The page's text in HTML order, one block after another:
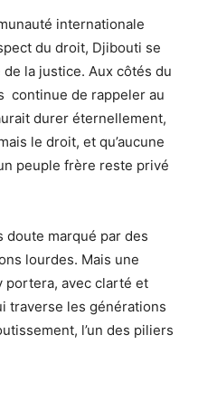
internationale
du droit, Djibouti se
la justice. Aux côtés du
continue de rappeler au
durer éternellement,
le droit, et qu’aucune
peuple frère reste privé
doute marqué par des
lourdes. Mais une
portera, avec clarté et
traverse les générations
l’un des piliers